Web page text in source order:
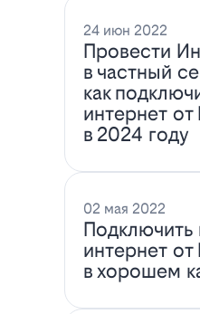
24 июн 2022
Провести
в частный
как
интернет от
в 2024 году
02 мая 2022
Подключить
интернет от
в хорошем